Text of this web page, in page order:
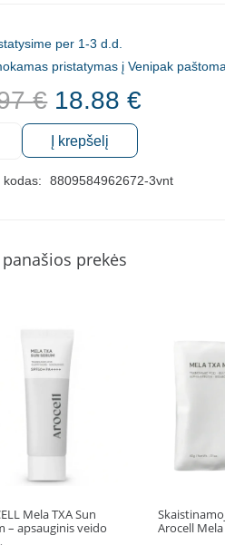
per 1-3 d.d.
pristatymas į Venipak
€ Original
price
was:
26.97 €.
18.88€
Į krepšelį
kodas: 8809584962672-3vnt
prekės
Mela TXA Sun
– apsauginis veido
Arocell